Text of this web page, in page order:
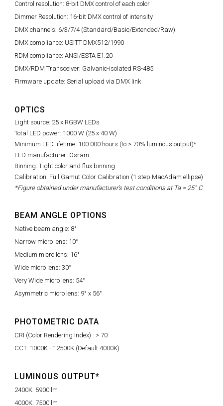
Control resolution: 8-bit DMX control of each color
Dimmer Resolution: 16-bit DMX control of intensity
DMX channels: 6/3/7/4 (Standard/Basic/Extended/Raw)
DMX compliance: USITT DMX512/1990
RDM compliance: ANSI/ESTA E1.20
DMX/RDM Transceiver: Galvanic-isolated RS-485
Firmware update: Serial upload via DMX link
OPTICS
Light source: 25 x RGBW LEDs
Total LED power: 1000 W (25 x 40 W)
Minimum LED lifetime: 100 000 hours (to > 70% luminous output)*
LED manufacturer: Osram
Binning: Tight color and flux binning
Calibration: Full Gamut Color Calibration (1 step MacAdam ellipse)
*Figure obtained under manufacturer's test conditions at Ta = 25° C.
BEAM ANGLE OPTIONS
Native beam angle: 8°
Narrow micro lens: 10°
Medium micro lens: 16°
Wide micro lens: 30°
Very Wide micro lens: 54°
Asymmetric micro lens: 9° x 56°
PHOTOMETRIC DATA
CRI (Color Rendering Index) : > 70
CCT: 1000K - 12500K (Default 4000K)
LUMINOUS OUTPUT*
2400K: 5900 lm
4000K: 7500 lm